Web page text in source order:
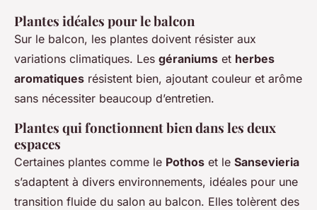
Plantes idéales pour le balcon
Sur le balcon, les plantes doivent résister aux
variations climatiques. Les géraniums et herbes
aromatiques résistent bien, ajoutant couleur et arôme
sans nécessiter beaucoup d’entretien.
Plantes qui fonctionnent bien dans les deux
espaces
Certaines plantes comme le Pothos et le Sansevieria
s’adaptent à divers environnements, idéales pour une
transition fluide du salon au balcon. Elles tolèrent des